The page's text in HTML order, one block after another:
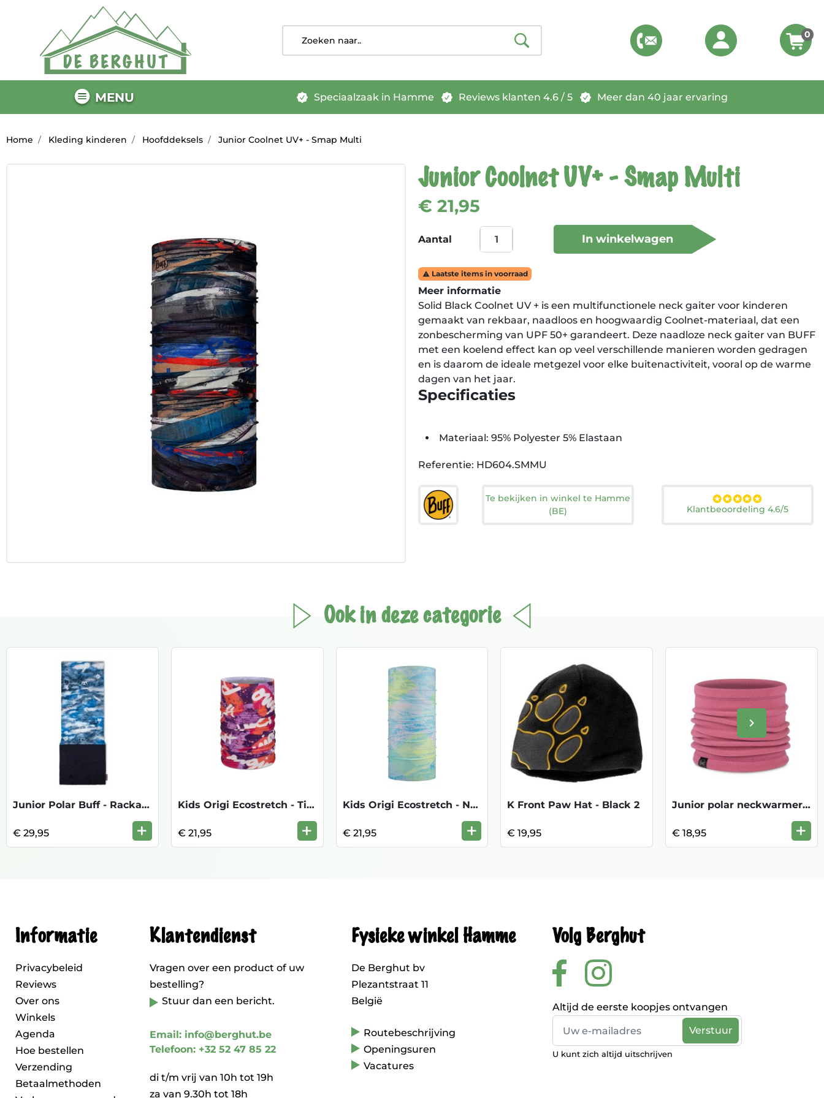
0
MENU Speciaalzaak in Hamme Reviews klanten 4.6 / 5 Meer dan 40 jaar ervaring
Home Kleding kinderen Hoofddeksels Junior Coolnet UV+ - Smap Multi
Junior Coolnet UV+ - Smap Multi
€ 21,95
Aantal In winkelwagen
 Laatste items in voorraad
Meer informatie
Solid Black Coolnet UV + is een multifunctionele neck gaiter voor kinderen
gemaakt van rekbaar, naadloos en hoogwaardig Coolnet-materiaal, dat een
zonbescherming van UPF 50+ garandeert. Deze naadloze neck gaiter van BUFF
met een koelend effect kan op veel verschillende manieren worden gedragen
en is daarom de ideale metgezel voor elke buitenactiviteit, vooral op de warme
dagen van het jaar.
Specificaties
Materiaal: 95% Polyester 5% Elastaan
Referentie: HD604.SMMU
Te bekijken in winkel te Hamme
(BE)
Klantbeoordeling 4.6/5
Ook in deze categorie
Volgende
keyboard_arrow_right
Junior Polar Buff - Rackaw Multi
€ 29,95 +
Kids Origi Ecostretch - Tims Multi
€ 21,95 +
Kids Origi Ecostretch - Nyviston Lightbl
€ 21,95 +
K Front Paw Hat - Black 2
€ 19,95
Junior polar neckwarmer - Solid Tulip In
€ 18,95 +
Informatie
Privacybeleid
Reviews
Over ons
Winkels
Agenda
Hoe bestellen
Verzending
Betaalmethoden
Klantendienst
Vragen over een product of uw
bestelling?
Stuur dan een bericht.
Email: info@berghut.be
Telefoon: +32 52 47 85 22
di t/m vrij van 10h tot 19h
za van 9.30h tot 18h
Fysieke winkel Hamme
De Berghut bv
Plezantstraat 11
België
Routebeschrijving
Openingsuren
Vacatures
Volg Berghut
Altijd de eerste koopjes ontvangen
U kunt zich altijd uitschrijven